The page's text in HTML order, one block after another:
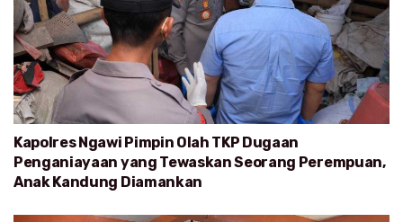
Kapolres Ngawi Pimpin Olah TKP Dugaan
Penganiayaan yang Tewaskan Seorang Perempuan,
Anak Kandung Diamankan